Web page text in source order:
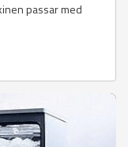
passar med